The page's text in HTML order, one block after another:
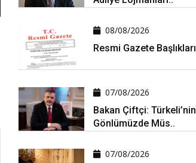
08/08/2026
Resmi Gazete Başlıkları
07/08/2026
Bakan Çiftçi: Türkeli’nin
Gönlümüzde Müs..
07/08/2026